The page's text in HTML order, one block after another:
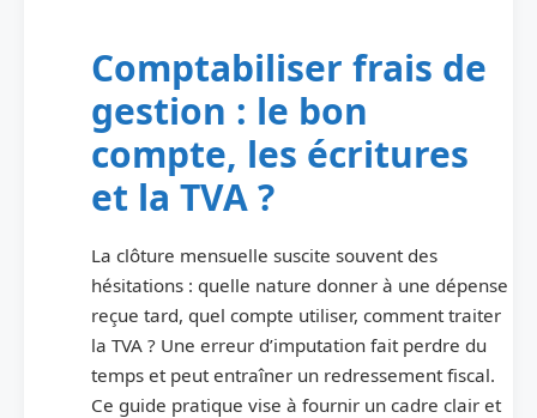
Comptabiliser frais de
gestion : le bon
compte, les écritures
et la TVA ?
La clôture mensuelle suscite souvent des
hésitations : quelle nature donner à une dépense
reçue tard, quel compte utiliser, comment traiter
la TVA ? Une erreur d’imputation fait perdre du
temps et peut entraîner un redressement fiscal.
Ce guide pratique vise à fournir un cadre clair et